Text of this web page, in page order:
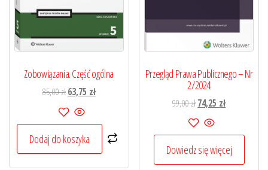
Zobowiązania. Część ogólna
85,00złPierwotna
cena
wynosiła:
85,00 zł.
63,75 złAktualna
63,75 zł.
Dodaj do koszyka
Przegląd Prawa Publicznego – Nr
2/2024
99,00złPierwotna
cena
wynosiła:
99,00 zł.
74,25 złAktualna
74,25 zł.
Dowiedz się więcej